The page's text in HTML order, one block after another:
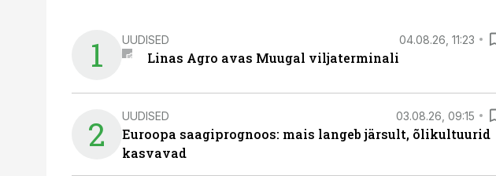
1 UUDISED 04.08.26, 11:23
Linas Agro avas Muugal viljaterminali
2 UUDISED 03.08.26, 09:15
Euroopa saagiprognoos: mais langeb järsult, õlikultuurid
kasvavad